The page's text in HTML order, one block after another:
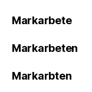
Markarbete
Markarbeten
Markarbten